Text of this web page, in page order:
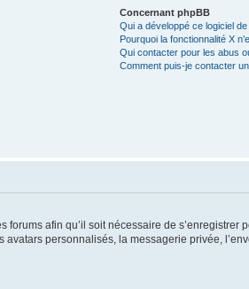
Concernant phpBB
Qui a développé ce logiciel
Pourquoi la fonctionnalité X
Qui contacter pour les abus
Comment puis-je contacter
afin qu’il soit nécessaire de
personnalisés, la messagerie privée,